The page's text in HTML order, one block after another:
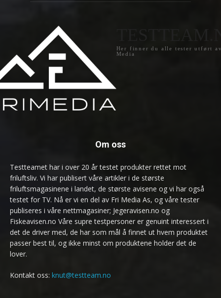
Her finner du alle tester utført
Media
Om oss
Testteamet har i over 20 år testet produkter rettet mot
friluftsliv. Vi har publisert våre artikler i de største
friluftsmagasinene i landet, de største avisene og vi har også
testet for TV. Nå er vi en del av Fri Media As, og våre tester
publiseres i våre nettmagasiner; Jegeravisen.no og
Fiskeavisen.no Våre supre testpersoner er genuint interessert i
det de driver med, de har som mål å finnet ut hvem produktet
passer best til, og ikke minst om produktene holder det de
lover.
Kontakt oss: knut@testteam.no